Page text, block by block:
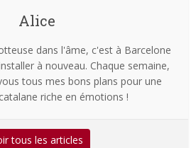
Alice
dans l'âme, c'est à Barcelone
à nouveau. Chaque semaine,
tous mes bons plans pour une
riche en émotions !
tous les articles